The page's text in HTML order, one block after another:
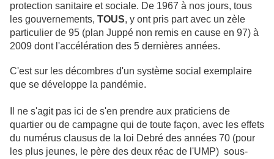
protection sanitaire et sociale. De 1967 à nos jours, tous
les gouvernements, TOUS, y ont pris part avec un zèle
particulier de 95 (plan Juppé non remis en cause en 97) à
2009 dont l'accélération des 5 dernières années.
C'est sur les décombres d'un système social exemplaire
que se développe la pandémie.
Il ne s'agit pas ici de s'en prendre aux praticiens de
quartier ou de campagne qui de toute façon, avec les effets
du numérus clausus de la loi Debré des années 70 (pour
les plus jeunes, le père des deux réac de l'UMP) sous-